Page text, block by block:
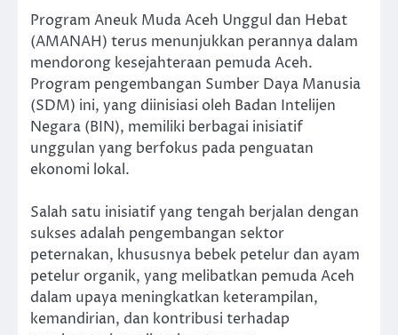
Program Aneuk Muda Aceh Unggul dan Hebat
(AMANAH) terus menunjukkan perannya dalam
mendorong kesejahteraan pemuda Aceh.
Program pengembangan Sumber Daya Manusia
(SDM) ini, yang diinisiasi oleh Badan Intelijen
Negara (BIN), memiliki berbagai inisiatif
unggulan yang berfokus pada penguatan
ekonomi lokal.
Salah satu inisiatif yang tengah berjalan dengan
sukses adalah pengembangan sektor
peternakan, khususnya bebek petelur dan ayam
petelur organik, yang melibatkan pemuda Aceh
dalam upaya meningkatkan keterampilan,
kemandirian, dan kontribusi terhadap